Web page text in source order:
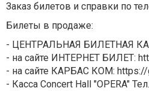
Заказ билетов и справки по
Билеты в продаже:
- ЦЕНТРАЛЬНАЯ БИЛЕТНАЯ
- на сайте ИНТЕРНЕТ БИЛЕТ:
- на сайте КАРБАС КОМ:
- Касса Concert Hall "OPERA"